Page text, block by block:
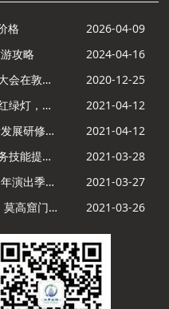
格
2026-04-09
攻略
2024-04-16
敦煌市旅行社协会首届西北供应商大会在敦煌召开
2020-12-25
鸣沙山月牙泉景区：首次使用驼形红绿灯，骆驼“看驼灯绿了”走起来
2021-04-12
酒泉市2021年文化旅游行业高质量发展研修提升培训班敦煌分训点开班
2021-04-12
敦煌市文化旅游行业职业道德和服务技能提升导游专项培训成功举办
2021-03-28
关于大型情景剧《丝路花雨》2021年演出季开演的通知
2021-03-27
4月起，敦煌市进入夏季旅游模式，莫高窟门票价格调整
2021-03-26